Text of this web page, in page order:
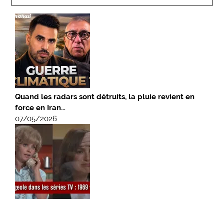
Quand les radars sont détruits, la pluie revient en
force en Iran…
07/05/2026